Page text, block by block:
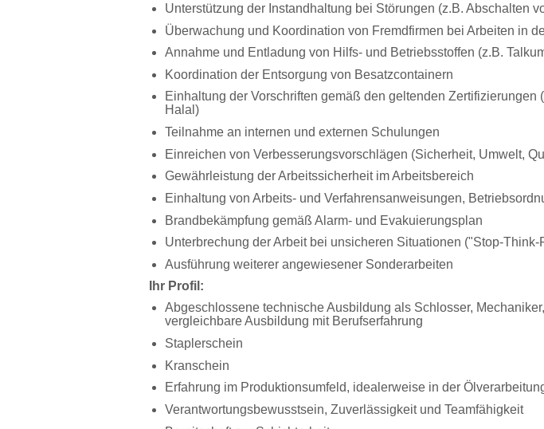
Unterstützung der Instandhaltung bei Störungen (z.B. Abschalten
Überwachung und Koordination von Fremdfirmen bei Arbeiten in
Annahme und Entladung von Hilfs- und Betriebsstoffen (z.B.
Koordination der Entsorgung von Besatzcontainern
Einhaltung der Vorschriften gemäß den geltenden
Halal)
Teilnahme an internen und externen Schulungen
Einreichen von Verbesserungsvorschlägen (Sicherheit, Umwelt,
Gewährleistung der Arbeitssicherheit im Arbeitsbereich
Einhaltung von Arbeits- und Verfahrensanweisungen,
Brandbekämpfung gemäß Alarm- und Evakuierungsplan
Unterbrechung der Arbeit bei unsicheren Situationen ("Stop-
Ausführung weiterer angewiesener Sonderarbeiten
Ihr Profil:
Abgeschlossene technische Ausbildung als Schlosser,
vergleichbare Ausbildung mit Berufserfahrung
Staplerschein
Kranschein
Erfahrung im Produktionsumfeld, idealerweise in der
Verantwortungsbewusstsein, Zuverlässigkeit und Teamfähigkeit